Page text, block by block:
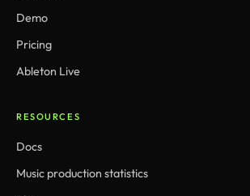
Demo
Pricing
Ableton Live
RESOURCES
Docs
Music production statistics